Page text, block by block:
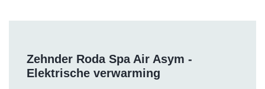
Zehnder Roda Spa Air Asym -
Elektrische verwarming